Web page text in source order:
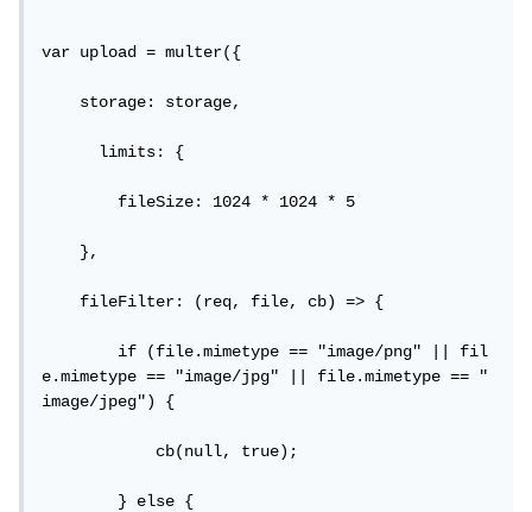
var upload = multer({
storage: storage,
limits: {
fileSize: 1024 * 1024 * 5
},
fileFilter: (req, file, cb) => {
if (file.mimetype == "image/png" || fil
e.mimetype == "image/jpg" || file.mimetype == "
image/jpeg") {
cb(null, true);
} else {